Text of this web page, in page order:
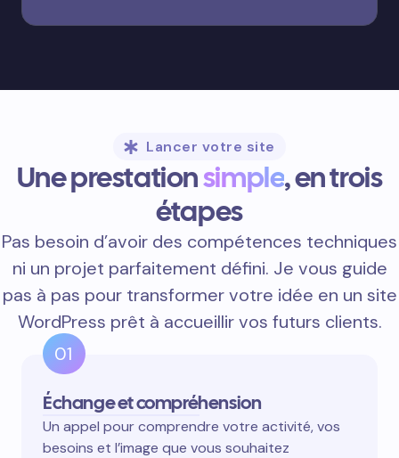
Lancer votre site
Une prestationsimple, en trois
étapes
Pas besoin d’avoir des compétences techniques
ni un projet parfaitement défini. Je vous guide
pas à pas pour transformer votre idée en un site
WordPress prêt à accueillir vos futurs clients.
01
Échange et compréhension
Un appel pour comprendre votre activité, vos
besoins et l’image que vous souhaitez